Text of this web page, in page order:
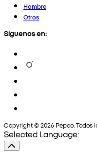
Hombre
Otros
Síguenos en:
Copyright © 2026 Pepco. Todos
Selected Language: